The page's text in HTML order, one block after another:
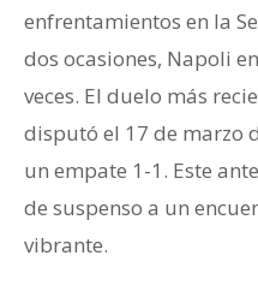
enfrentamientos en la
dos ocasiones, Napoli
veces. El duelo más
disputó el 17 de marzo
un empate 1-1. Este
de suspenso a un
vibrante.